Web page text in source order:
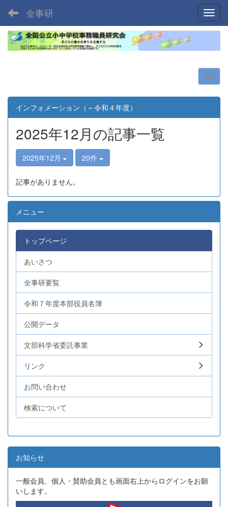
全事研
インフォメーション（～令和４年度）
2025年12月の記事一覧
2025年12月 20件
記事がありません。
メニュー
トップページ
あいさつ
全事研要覧
令和７年度本部役員名簿
公開データ
文部科学省委託事業
リンク
お問い合わせ
検索について
お知らせ
一般会員、個人・賛助会員とも画面右上からログインをお願
いします。